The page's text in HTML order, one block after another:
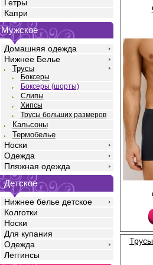
Гетры
Капри
Мужское
Домашняя одежда
Нижнее Белье
Трусы
Боксеры
Боксеры (шорты)
Слипы
Хипсы
Трусы больших размеров
Кальсоны
Термобелье
Носки
Одежда
Пляжная одежда
Детское
Нижнее белье детское
Колготки
Носки
Для купания
Одежда
Леггинсы
силуэта, однотонные,
высококачественного
добавлением
прочность и
идеальное
среднюю посадку,
резинку по талии с
двойной гульфик с
отделочной строчкой.